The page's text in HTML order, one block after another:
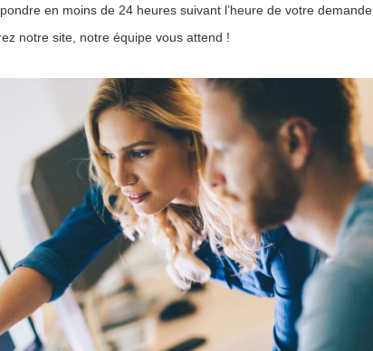
en moins de 24 heures suivant l’heure de votre demande.
notre site, notre équipe vous attend !